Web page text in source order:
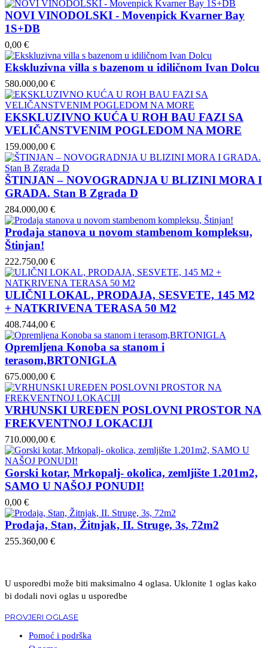
NOVI VINODOLSKI - Movenpick Kvarner Bay
1S+DB
0,00 €
Ekskluzivna villa s bazenom u idiličnom Ivan Dolcu
580.000,00 €
EKSKLUZIVNO KUĆA U ROH BAU FAZI SA
VELIČANSTVENIM POGLEDOM NA MORE
159.000,00 €
ŠTINJAN – NOVOGRADNJA U BLIZINI MORA I
GRADA. Stan B Zgrada D
284.000,00 €
Prodaja stanova u novom stambenom kompleksu,
Štinjan!
222.750,00 €
ULIČNI LOKAL, PRODAJA, SESVETE, 145 M2
+ NATKRIVENA TERASA 50 M2
408.744,00 €
Opremljena Konoba sa stanom i
terasom,BRTONIGLA
675.000,00 €
VRHUNSKI UREĐEN POSLOVNI PROSTOR NA
FREKVENTNOJ LOKACIJI
710.000,00 €
Gorski kotar, Mrkopalj- okolica, zemljište 1.201m2,
SAMO U NAŠOJ PONUDI!
0,00 €
Prodaja, Stan, Žitnjak, II. Struge, 3s, 72m2
255.360,00 €
U usporedbi može biti maksimalno 4 oglasa. Uklonite 1 oglas kako
bi dodali novi oglas u usporedbe
PROVJERI OGLASE
Pomoć i podrška